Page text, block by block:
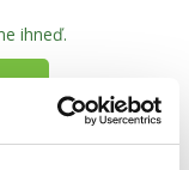
ihneď.